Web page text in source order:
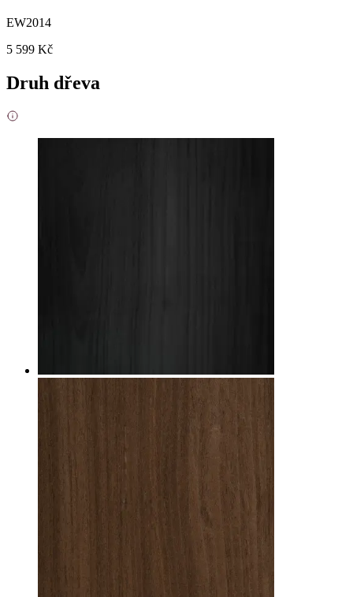
EW2014
5 599 Kč
Druh dřeva